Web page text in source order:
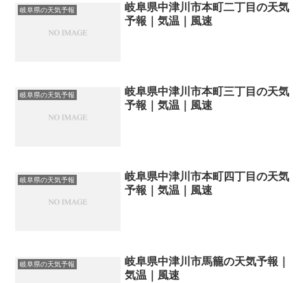
岐阜県の天気予報
岐阜県中津川市本町二丁目の天気
予報｜気温｜風速
岐阜県の天気予報
岐阜県中津川市本町三丁目の天気
予報｜気温｜風速
岐阜県の天気予報
岐阜県中津川市本町四丁目の天気
予報｜気温｜風速
岐阜県の天気予報
岐阜県中津川市馬籠の天気予報｜
気温｜風速